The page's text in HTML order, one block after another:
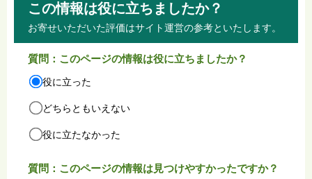
この情報は役に立ちましたか？
お寄せいただいた評価はサイト運営の参考といたします。
質問：このページの情報は役に立ちましたか？
役に立った
どちらともいえない
役に立たなかった
質問：このページの情報は見つけやすかったですか？